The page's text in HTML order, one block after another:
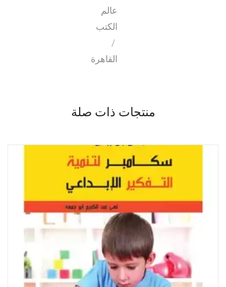
عالم
الكتب
/
القاهرة
منتجات ذات صلة